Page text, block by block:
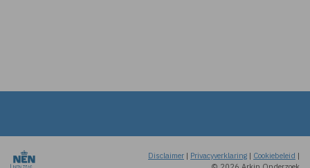
Disclaimer | Privacyverklaring | Cookiebeleid |